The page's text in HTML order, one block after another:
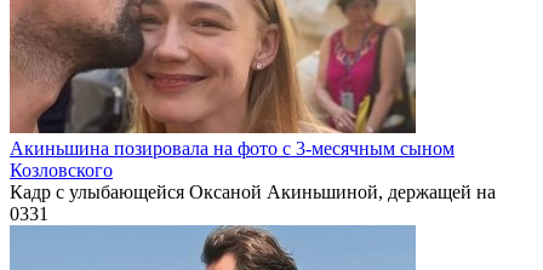
Акиньшина позировала на фото с 3-месячным сыном
Козловского
Кадр с улыбающейся Оксаной Акиньшиной, держащей на
0331